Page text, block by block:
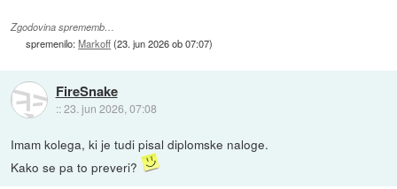
Zgodovina sprememb…
spremenilo:Markoff(23. jun 2026 ob 07:07)
FireSnake
::23. jun 2026, 07:08
Imam kolega, ki je tudi pisal diplomske naloge.
Kako se pa to preveri?